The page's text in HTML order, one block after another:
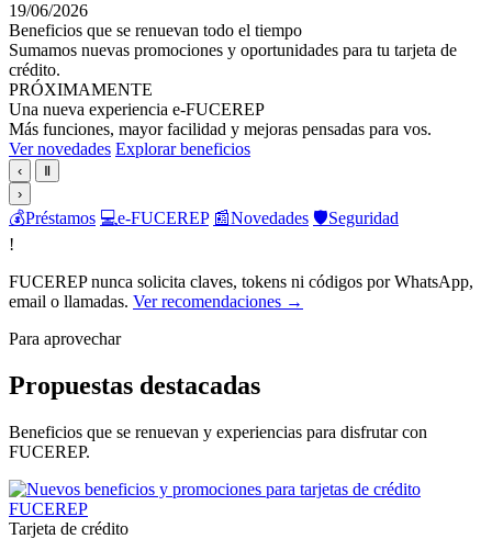
19/06/2026
Beneficios que se renuevan todo el tiempo
Sumamos nuevas promociones y oportunidades para tu tarjeta de
crédito.
PRÓXIMAMENTE
Una nueva experiencia e-FUCEREP
Más funciones, mayor facilidad y mejoras pensadas para vos.
Ver novedades Explorar beneficios
‹
Ⅱ
›
💰Préstamos 💻e-FUCEREP 📰Novedades 🛡️Seguridad
!
FUCEREP nunca solicita claves, tokens ni códigos por WhatsApp,
email o llamadas. Ver recomendaciones →
Para aprovechar
Propuestas destacadas
Beneficios que se renuevan y experiencias para disfrutar con
FUCEREP.
Tarjeta de crédito